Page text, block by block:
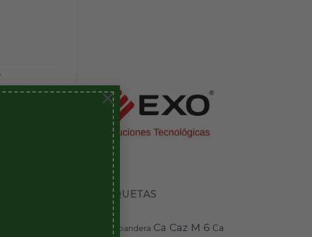
×
.
por el RI
ETIQUETAS
BAI-11 bandera Ca Caz M 6 Ca